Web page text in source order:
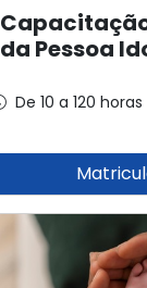
da Pessoa
De 10 a 120 horas